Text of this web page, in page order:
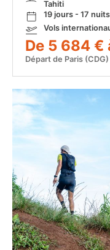
Tahiti
19 jours - 17 nuits
Vols
De 5 684 €
Départ de Paris